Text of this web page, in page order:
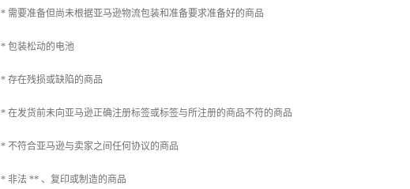
* 需要准备但尚未根据亚马逊物流包装和准备要求准备好的商品
* 包装松动的电池
* 存在残损或缺陷的商品
* 在发货前未向亚马逊正确注册标签或标签与所注册的商品不符的商品
* 不符合亚马逊与卖家之间任何协议的商品
* 非法 ** 、复印或制造的商品